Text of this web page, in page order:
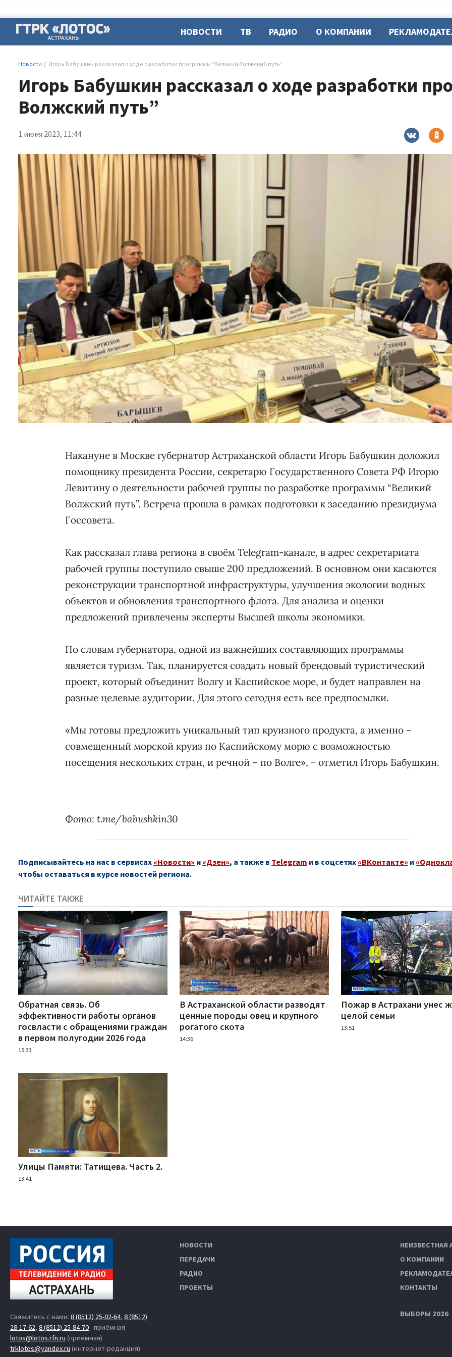
НОВОСТИ ТВ РАДИО О КОМПАНИИ
Новости Игорь Бабушкин рассказал о ходе разработки программы “Великий Волжский путь”
Игорь Бабушкин рассказал о ходе разработки
Волжский путь”
1 июня 2023, 11:44
Накануне в Москве губернатор Астраханской области Игорь Бабушкин доложил
помощнику президента России, секретарю Государственного Совета РФ Игорю
Левитину о деятельности рабочей группы по разработке программы “Великий
Волжский путь”. Встреча прошла в рамках подготовки к заседанию президиума
Госсовета.
Как рассказал глава региона в своём Telegram-канале, в адрес секретариата
рабочей группы поступило свыше 200 предложений. В основном они касаются
реконструкции транспортной инфраструктуры, улучшения экологии водных
объектов и обновления транспортного флота. Для анализа и оценки
предложений привлечены эксперты Высшей школы экономики.
По словам губернатора, одной из важнейших составляющих программы
является туризм. Так, планируется создать новый брендовый туристический
проект, который объединит Волгу и Каспийское море, и будет направлен на
разные целевые аудитории. Для этого сегодня есть все предпосылки.
«Мы готовы предложить уникальный тип круизного продукта, а именно –
совмещенный морской круиз по Каспийскому морю с возможностью
посещения нескольких стран, и речной – по Волге», − отметил Игорь Бабушкин.
Фото: t.me/babushkin30
Подписывайтесь на нас в сервисах «Новости» и «Дзен», а также в Telegram и в соцсетях «ВКонтакте» и
чтобы оставаться в курсе новостей региона.
ЧИТАЙТЕ ТАКЖЕ
Обратная связь. Об
эффективности работы органов
госвласти с обращениями граждан
в первом полугодии 2026 года
15:33
В Астраханской области разводят
ценные породы овец и крупного
рогатого скота
14:36
Пожар в Астрахани унес
целой семьи
13:51
Улицы Памяти: Татищева. Часть 2.
13:41
Свяжитесь с нами: 8 (8512) 25-02-64, 8 (8512)
28-17-62, 8 (8512) 25-84-70- приёмная
lotos@lotos.rfn.ru (приёмная)
trklotos@yandex.ru (интернет-редакция)
НОВОСТИ
ПЕРЕДАЧИ
РАДИО
ПРОЕКТЫ
НЕИЗВЕСТНАЯ
О КОМПАНИИ
КОНТАКТЫ
ВЫБОРЫ 2026